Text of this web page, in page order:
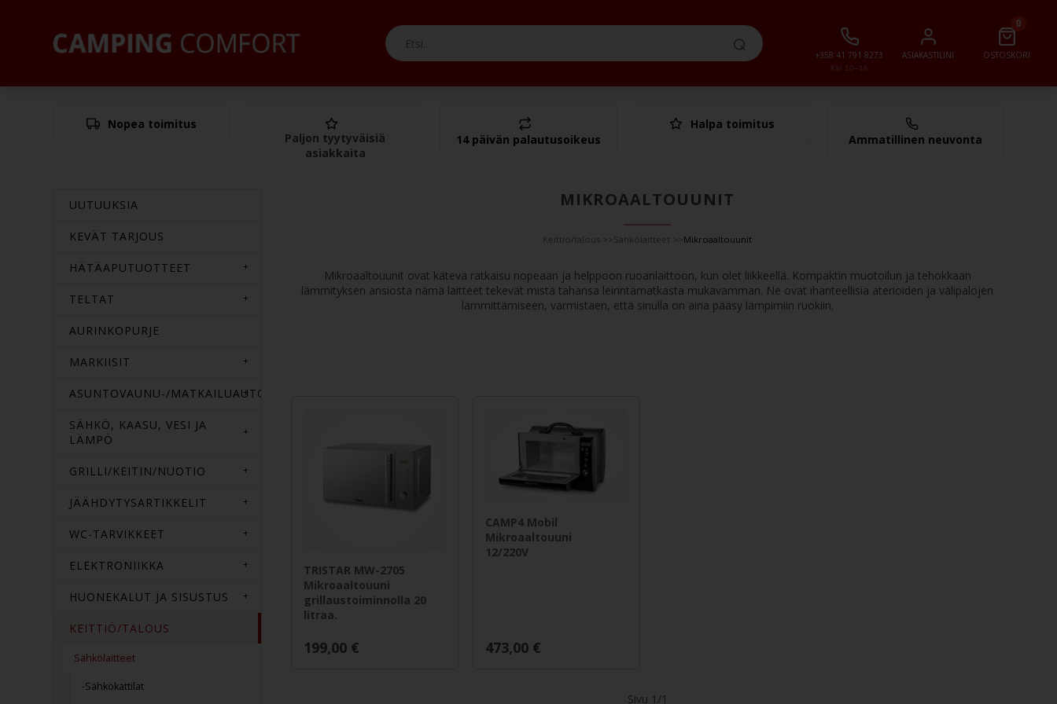
Klo 10–16
+358 41 791 8273 ASIAKASTILINI
0
OSTOSKORI
Yht.
Nopea toimitus
Paljon tyytyväisiä
asiakkaita
14 päivän palautusoikeus
Halpa toimitus
Ammatillinen neuvonta
UUTUUKSIA
KEVÄT TARJOUS
HÄTÄAPUTUOTTEET
TELTAT
AURINKOPURJE
MARKIISIT
ASUNTOVAUNU-/MATKAILUAUTOTARVIKKEET
SÄHKÖ, KAASU, VESI JA
LÄMPÖ
GRILLI/KEITIN/NUOTIO
JÄÄHDYTYSARTIKKELIT
WC-TARVIKKEET
ELEKTRONIIKKA
HUONEKALUT JA SISUSTUS
KEITTIÖ/TALOUS
Sähkölaitteet
-Sähkökattilat
MIKROAALTOUUNIT
Keittiö/talous Sähkölaitteet Mikroaaltouunit
Mikroaaltouunit ovat kätevä ratkaisu nopeaan ja helppoon ruoanlaittoon, kun olet liikkeellä. Kompaktin muotoilun ja tehokkaan
lämmityksen ansiosta nämä laitteet tekevät mistä tahansa leirintämatkasta mukavamman. Ne ovat ihanteellisia aterioiden ja välipalojen
lämmittämiseen, varmistaen, että sinulla on aina pääsy lämpimiin ruokiin.
TRISTAR MW-2705
Mikroaaltouuni
grillaustoiminnolla 20
litraa.
199,00 €
CAMP4 Mobil
Mikroaaltouuni
12/220V
473,00 €
Sivu 1/1